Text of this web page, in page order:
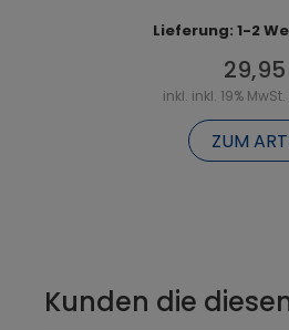
Lieferung: 1-2
inkl. inkl. 19%
ZUM
Kunden die